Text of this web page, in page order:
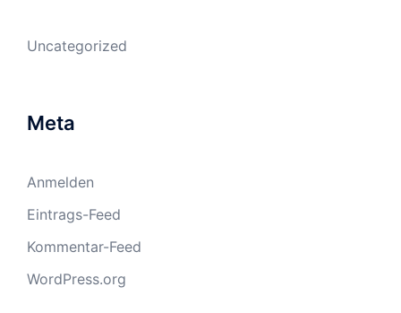
Uncategorized
Meta
Anmelden
Eintrags-Feed
Kommentar-Feed
WordPress.org